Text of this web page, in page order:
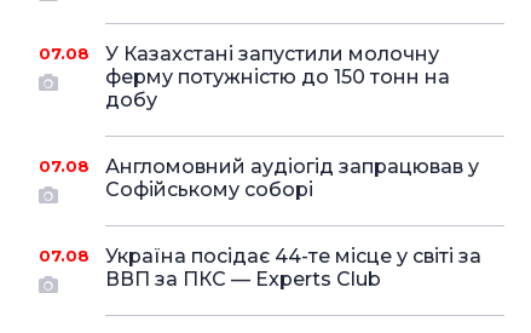
07.08
У Казахстані запустили молочну
ферму потужністю до 150 тонн на
добу
07.08
Англомовний аудіогід запрацював у
Софійському соборі
07.08
Україна посідає 44-те місце у світі за
ВВП за ПКС — Experts Club